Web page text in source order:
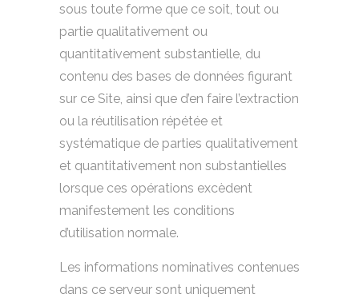
sous toute forme que ce soit, tout ou
partie qualitativement ou
quantitativement substantielle, du
contenu des bases de données figurant
sur ce Site, ainsi que d’en faire l’extraction
ou la réutilisation répétée et
systématique de parties qualitativement
et quantitativement non substantielles
lorsque ces opérations excèdent
manifestement les conditions
d’utilisation normale.
Les informations nominatives contenues
dans ce serveur sont uniquement